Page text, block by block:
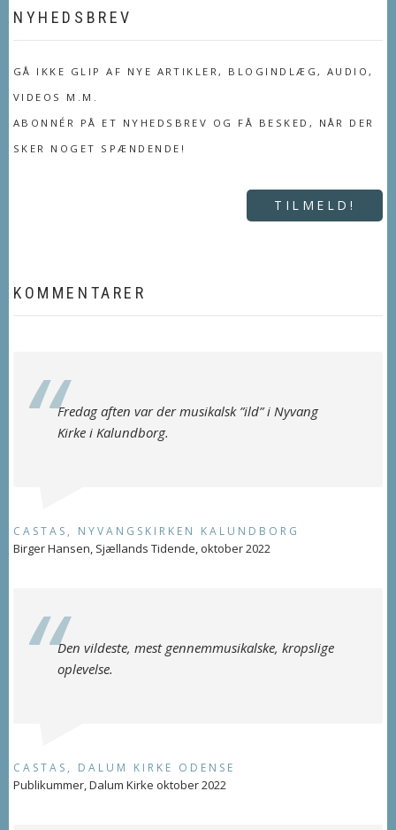
NYHEDSBREV
GÅ IKKE GLIP AF NYE ARTIKLER, BLOGINDLÆG, AUDIO,
VIDEOS M.M.
ABONNÉR PÅ ET NYHEDSBREV OG FÅ BESKED, NÅR DER
SKER NOGET SPÆNDENDE!
TILMELD!
KOMMENTARER
Fredag aften var der musikalsk ”ild” i Nyvang
Kirke i Kalundborg.
CASTAS, NYVANGSKIRKEN KALUNDBORG
Birger Hansen, Sjællands Tidende, oktober 2022
Den vildeste, mest gennemmusikalske, kropslige
oplevelse.
CASTAS, DALUM KIRKE ODENSE
Publikummer, Dalum Kirke oktober 2022